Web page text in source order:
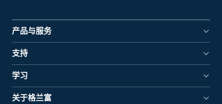
产品与服务
支持
学习
关于格兰富